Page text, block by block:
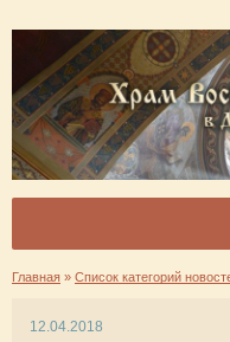
Главная » Список категорий
12.04.2018